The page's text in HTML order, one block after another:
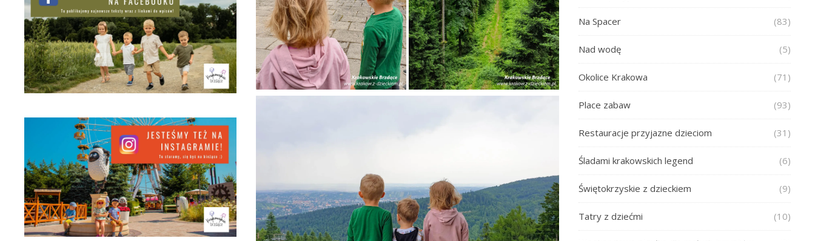
Na Spacer (83)
Nad wodę (5)
Okolice Krakowa (71)
Place zabaw (93)
Restauracje przyjazne dzieciom (31)
Śladami krakowskich legend (6)
Świętokrzyskie z dzieckiem (9)
Tatry z dziećmi (10)